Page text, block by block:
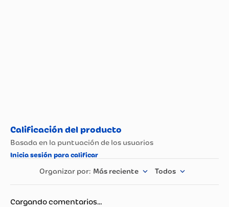
Más reciente Todos
Cargando comentarios…